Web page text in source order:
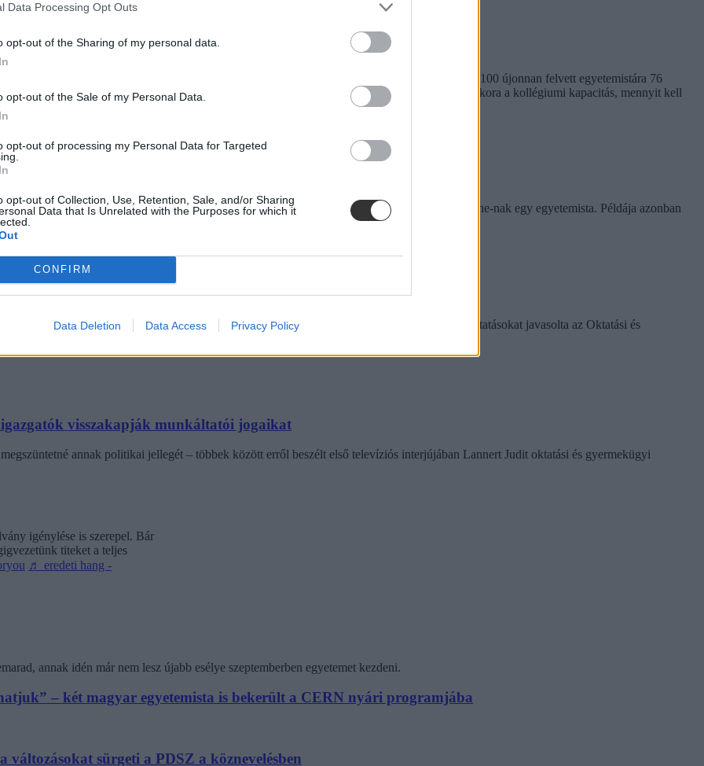
Data Processing Opt Outs
opt-out of the Sharing of my personal data.
opt-out of the Sale of my Personal Data.
opt-out of processing my Personal Data for Targeted
opt-out of Collection, Use, Retention, Sale, and/or Sharing
Data that Is Unrelated with the Purposes for which it
CONFIRM
Data Deletion Data Access Privacy Policy
mint ahány kollégiumi férőhely összesen van
hány kollégiumi férőhely jut a hallgatókra, a térítési díj összege sem egységes. Míg a BME-n 100 újonnan felvett egyetemistára 76
9300 és 25 500 forint között mozognak a vizsgált intézményekben. Megnéztük, hol mekkora a kollégiumi kapacitás, mennyit kell
– több mint százezer levelezős hallgatót érinthet a szabály
hallgató vagyok, egyből húzni kezdték a szájukat” – számolt be tapasztalatairól az Eduline-nak egy egyetemista. Példája azonban
dönthetnének az iskolaérettségről
az iskolaérettségről, és az oviKRÉTA is átalakulhat. Többek között ezeket a változtatásokat javasolta az Oktatási és
visszakapják munkáltatói jogaikat
annak politikai jellegét – többek között erről beszélt első televíziós interjújában Lannert Judit oktatási és gyermekügyi
igénylése is szerepel. Bár
titeket a teljes
♬ eredeti hang -
annak idén már nem lesz újabb esélye szeptemberben egyetemet kezdeni.
– két magyar egyetemista is bekerült a CERN nyári programjába
sürgeti a PDSZ a köznevelésben